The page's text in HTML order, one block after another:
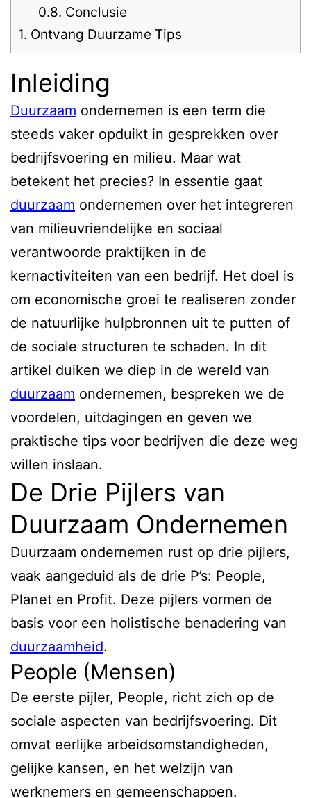
0.8. Conclusie
1. Ontvang Duurzame Tips
Inleiding
Duurzaam ondernemen is een term die
steeds vaker opduikt in gesprekken over
bedrijfsvoering en milieu. Maar wat
betekent het precies? In essentie gaat
duurzaam ondernemen over het integreren
van milieuvriendelijke en sociaal
verantwoorde praktijken in de
kernactiviteiten van een bedrijf. Het doel is
om economische groei te realiseren zonder
de natuurlijke hulpbronnen uit te putten of
de sociale structuren te schaden. In dit
artikel duiken we diep in de wereld van
duurzaam ondernemen, bespreken we de
voordelen, uitdagingen en geven we
praktische tips voor bedrijven die deze weg
willen inslaan.
De Drie Pijlers van
Duurzaam Ondernemen
Duurzaam ondernemen rust op drie pijlers,
vaak aangeduid als de drie P’s: People,
Planet en Profit. Deze pijlers vormen de
basis voor een holistische benadering van
duurzaamheid.
People (Mensen)
De eerste pijler, People, richt zich op de
sociale aspecten van bedrijfsvoering. Dit
omvat eerlijke arbeidsomstandigheden,
gelijke kansen, en het welzijn van
werknemers en gemeenschappen.